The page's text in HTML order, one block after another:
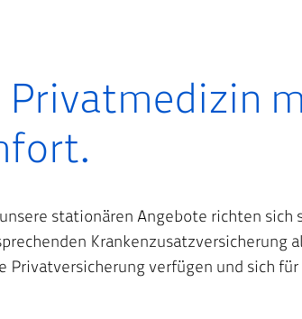
Privatmedizin
stationären Angebote richten
Krankenzusatzversicherung
Privatversicherung verfügen und sich